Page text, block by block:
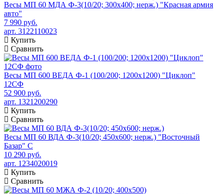
Весы МП 60 МДА Ф-3(10/20; 300х400; нерж.) "Красная армия
авто"
7 990 руб.
арт. 3122110023
Купить
Сравнить
Весы МП 600 ВЕДА Ф-1 (100/200; 1200х1200) "Циклоп"
12СФ
52 900 руб.
арт. 1321200290
Купить
Сравнить
Весы МП 60 ВДА Ф-3(10/20; 450х600; нерж.) "Восточный
Базар" С
10 290 руб.
арт. 1234020019
Купить
Сравнить